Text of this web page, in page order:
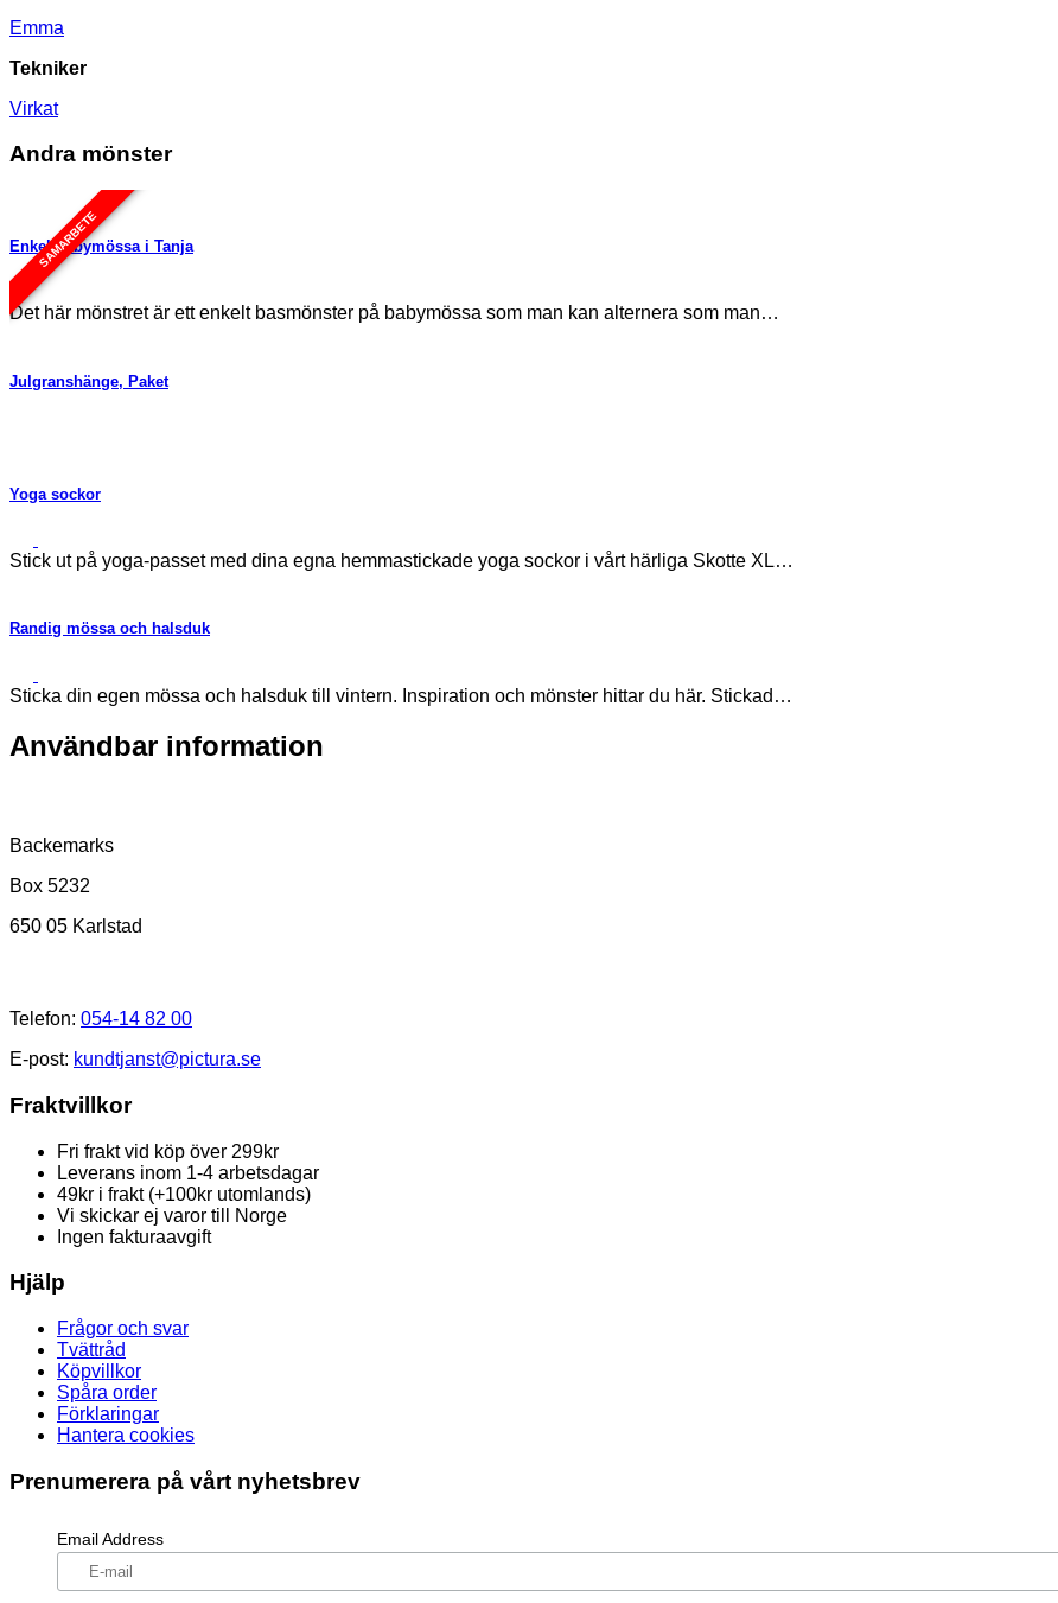
Emma
Tekniker
Virkat
Andra mönster
SAMARBETE
Enkel babymössa i Tanja
Det här mönstret är ett enkelt basmönster på babymössa som man kan alternera som man…
Julgranshänge, Paket
Yoga sockor
Stick ut på yoga-passet med dina egna hemmastickade yoga sockor i vårt härliga Skotte XL…
Randig mössa och halsduk
Sticka din egen mössa och halsduk till vintern. Inspiration och mönster hittar du här. Stickad…
Användbar information
Backemarks
Box 5232
650 05 Karlstad
Telefon: 054-14 82 00
E-post: kundtjanst@pictura.se
Fraktvillkor
Fri frakt vid köp över 299kr
Leverans inom 1-4 arbetsdagar
49kr i frakt (+100kr utomlands)
Vi skickar ej varor till Norge
Ingen fakturaavgift
Hjälp
Frågor och svar
Tvättråd
Köpvillkor
Spåra order
Förklaringar
Hantera cookies
Prenumerera på vårt nyhetsbrev
Email Address